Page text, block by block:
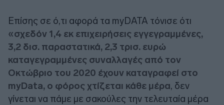
Επίσης σε ό,τι αφορά τα myDATA τόνισε ότι
«σχεδόν 1,4 εκ επιχειρήσεις εγγεγραμμένες,
3,2 δισ. παραστατικά, 2,3 τρισ. ευρώ
καταγεγραμμένες συναλλαγές από τον
Οκτώβριο του 2020 έχουν καταγραφεί στο
myData, ο φόρος χτίζεται κάθε μέρα, δεν
γίνεται να πάμε με σακούλες την τελευταία μέρα